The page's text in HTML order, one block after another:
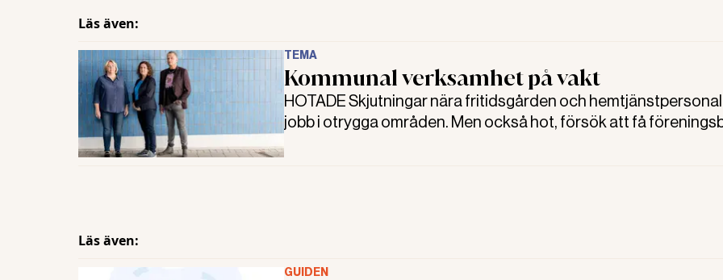
Läs även:
TEMA
Kommunal verksamhet på vakt
HOTADE Skjutningar nära fritidsgården och
jobb i otrygga områden. Men också hot, försök att få
Läs även:
GUIDEN